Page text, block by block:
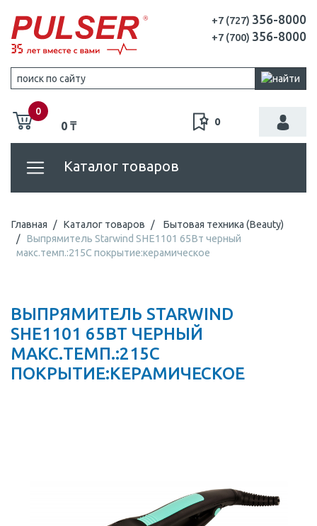
+7 (727) 356-8000
+7 (700) 356-8000
0
0 ₸ 0
Каталог товаров
Главная Каталог товаров
Бытовая техника (Beauty)
Выпрямитель Starwind SHE1101 65Вт черный
макс.темп.:215С покрытие:керамическое
ВЫПРЯМИТЕЛЬ STARWIND
SHE1101 65ВТ ЧЕРНЫЙ
МАКС.ТЕМП.:215С
ПОКРЫТИЕ:КЕРАМИЧЕСКОЕ